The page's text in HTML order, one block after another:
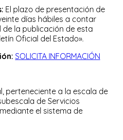
El plazo de presentación de
días hábiles a contar
de la publicación de esta
Oficial del Estado».
SOLICITA INFORMACIÓN
perteneciente a la escala de
de Servicios
el sistema de